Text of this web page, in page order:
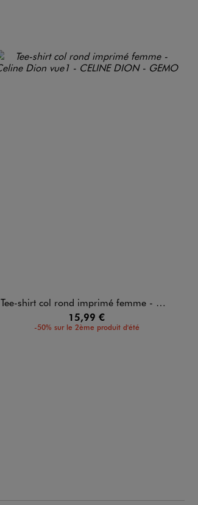
Tee-shirt col rond imprimé femme - Celine Dion
15,99 €
-50% sur le 2ème produit d'été